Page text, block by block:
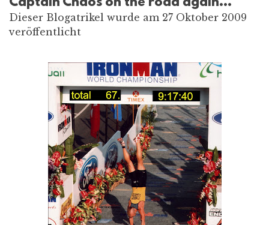
Dieser Blogatrikel wurde am 27 Oktober 2009
veröffentlicht